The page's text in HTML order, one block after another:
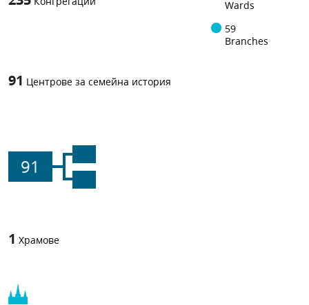
Wards
59
Branches
91 Центрове за семейна история
91
1 Храмове